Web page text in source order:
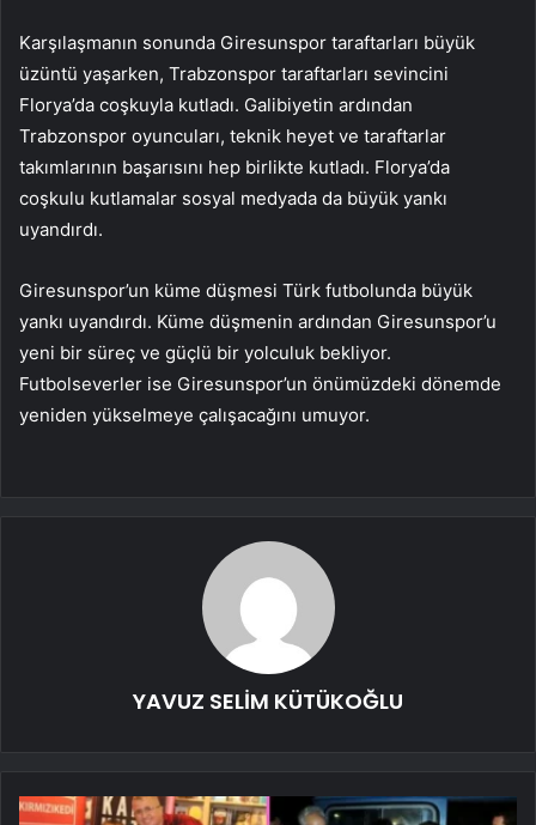
Karşılaşmanın sonunda Giresunspor taraftarları büyük
üzüntü yaşarken, Trabzonspor taraftarları sevincini
Florya’da coşkuyla kutladı. Galibiyetin ardından
Trabzonspor oyuncuları, teknik heyet ve taraftarlar
takımlarının başarısını hep birlikte kutladı. Florya’da
coşkulu kutlamalar sosyal medyada da büyük yankı
uyandırdı.
Giresunspor’un küme düşmesi Türk futbolunda büyük
yankı uyandırdı. Küme düşmenin ardından Giresunspor’u
yeni bir süreç ve güçlü bir yolculuk bekliyor.
Futbolseverler ise Giresunspor’un önümüzdeki dönemde
yeniden yükselmeye çalışacağını umuyor.
YAVUZ SELİM KÜTÜKOĞLU